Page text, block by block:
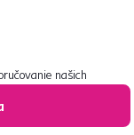
našich